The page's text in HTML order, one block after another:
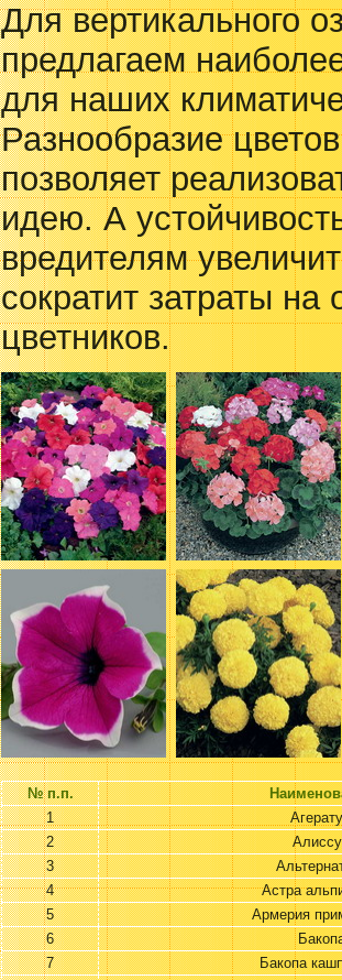
Для вертикального
предлагаем
для наших
Разнообразие
позволяет
идею. А
вредителям
сократит затраты
цветников.
№ п.п.
1
2
3
4
Астра
5
Армерия
6
7
Бакопа